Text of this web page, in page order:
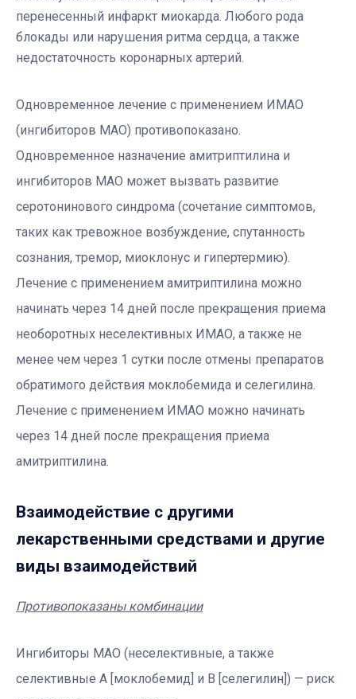
перенесенный инфаркт миокарда. Любого рода
блокады или нарушения ритма сердца, а также
недостаточность коронарных артерий.
Одновременное лечение с применением ИМАО
(ингибиторов МАО) противопоказано.
Одновременное назначение амитриптилина и
ингибиторов МАО может вызвать развитие
серотонинового синдрома (сочетание симптомов,
таких как тревожное возбуждение, спутанность
сознания, тремор, миоклонус и гипертермию).
Лечение с применением амитриптилина можно
начинать через 14 дней после прекращения приема
необоротных неселективных ИМАО, а также не
менее чем через 1 сутки после отмены препаратов
обратимого действия моклобемида и селегилина.
Лечение с применением ИМАО можно начинать
через 14 дней после прекращения приема
амитриптилина.
Взаимодействие с другими
лекарственными средствами и другие
виды взаимодействий
Противопоказаны комбинации
Ингибиторы МАО (неселективные, а также
селективные А [моклобемид] и В [селегилин]) — риск